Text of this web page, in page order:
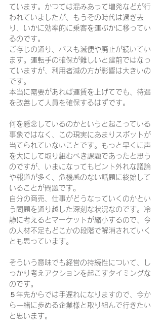
ています。かつては混みあって増発などが行
われていましたが、もうその時代は過ぎ去
り、いかに効率的に乗客を運ぶかに移ってい
るのです。
ご存じの通り、バスも減便や廃止が続いてい
ます。運転手の確保が難しいと建前ではなっ
ていますが、利用者減の方が影響は大きいの
です。
本当に需要があれば運賃を上げてでも、待遇
を改善して人員を確保するはずです。
何を懸念しているのかというと起こっている
事象ではなく、この現実にあまりスポットが
当てられていないことです。もっと早くに声
を大にして取り組むべき課題であったと思う
のですが、いまになってもピント外れな議論
や報道が多く、危機感のない話題に終始して
いることが問題です。
自分の商売、仕事がどうなっていくのかとい
う問題を通り越した深刻な状況なのです。冷
静に考えるとマーケットが縮小するので、今
の人材不足もどこかの段階で解消されていく
とも思っています。
そういう意味でも経営の持続性について、し
っかり考えアクションを起こすタイミングな
のです。
５年先からでは手遅れになりますので、今か
ら一緒に歩める企業様と取り組んで行きたい
と思います。